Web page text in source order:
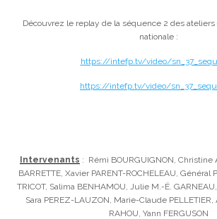
Découvrez le replay de la séquence 2 des ateliers
nationale :
https://intefp.tv/video/
https://intefp.tv/video/
Intervenants : Rémi BOURGUIGNON, Christine
BARRETTE, Xavier PARENT-ROCHELEAU, Général
TRICOT, Salima BENHAMOU, Julie M.-É.
Sara PEREZ-LAUZON, Marie-Claude PELLETIER,
RAHOU, Yann FERGUSON